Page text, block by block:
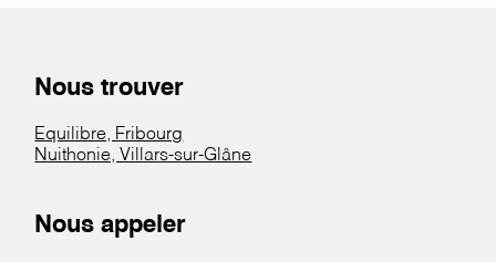
Nous trouver
Equilibre, Fribourg
Nuithonie, Villars-sur-Glâne
Nous appeler